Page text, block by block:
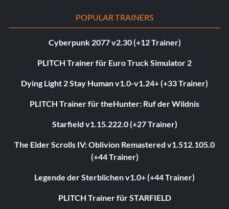
POPULAR TRAINERS
Cyberpunk 2077 v2.30 (+12 Trainer)
PLITCH Trainer für Euro Truck Simulator 2
Dying Light 2 Stay Human v1.0-v1.24+ (+33 Trainer)
PLITCH Trainer für theHunter: Ruf der Wildnis
Starfield v1.15.222.0 (+27 Trainer)
The Elder Scrolls IV: Oblivion Remastered v1.512.105.0
(+44 Trainer)
Legende der Sterblichen v1.0+ (+44 Trainer)
PLITCH Trainer für STARFIELD